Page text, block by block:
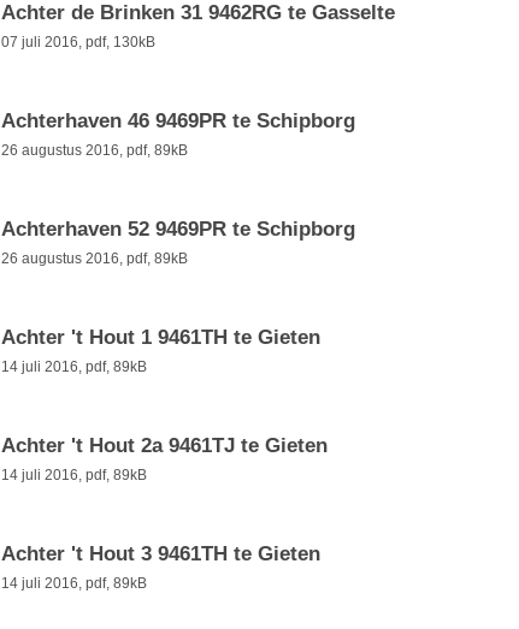
Achter de Brinken 31 9462RG te Gasselte
07 juli 2016, pdf, 130kB
Achterhaven 46 9469PR te Schipborg
26 augustus 2016, pdf, 89kB
Achterhaven 52 9469PR te Schipborg
26 augustus 2016, pdf, 89kB
Achter 't Hout 1 9461TH te Gieten
14 juli 2016, pdf, 89kB
Achter 't Hout 2a 9461TJ te Gieten
14 juli 2016, pdf, 89kB
Achter 't Hout 3 9461TH te Gieten
14 juli 2016, pdf, 89kB